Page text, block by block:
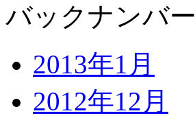
バックナンバー
2013年1月
2012年12月